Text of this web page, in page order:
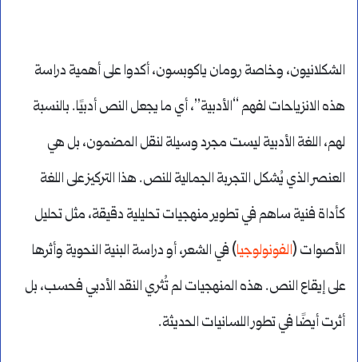
الشكلانيون، وخاصة رومان ياكوبسون، أكدوا على أهمية دراسة
هذه الانزياحات لفهم “الأدبية”، أي ما يجعل النص أدبيًا. بالنسبة
لهم، اللغة الأدبية ليست مجرد وسيلة لنقل المضمون، بل هي
العنصر الذي يُشكل التجربة الجمالية للنص. هذا التركيز على اللغة
كأداة فنية ساهم في تطوير منهجيات تحليلية دقيقة، مثل تحليل
الأصوات (الفونولوجيا) في الشعر، أو دراسة البنية النحوية وأثرها
على إيقاع النص. هذه المنهجيات لم تُثري النقد الأدبي فحسب، بل
أثرت أيضًا في تطور اللسانيات الحديثة.